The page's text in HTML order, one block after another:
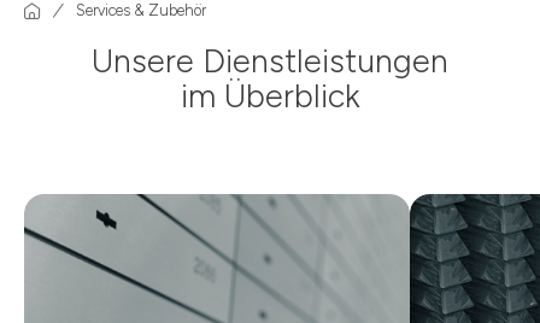
Services & Zubehör
Unsere Dienstleistungen
im Überblick